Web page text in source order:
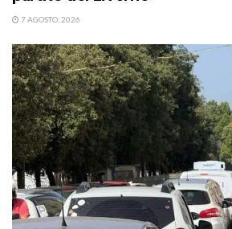
7 AGOSTO, 2026